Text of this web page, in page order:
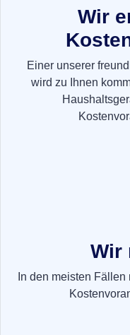
Wir
Einer unserer
wird zu Ihnen
Wir
In den meisten